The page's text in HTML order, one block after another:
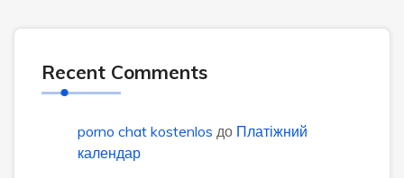
Recent Comments
porno chat kostenlos до Платіжний
календар